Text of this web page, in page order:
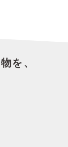
を、